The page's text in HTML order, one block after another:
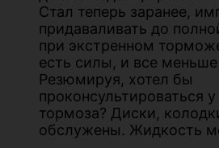
Стал теперь заранее,
придаваливать до
при экстренном
есть силы, и все меньше
Резюмируя, хотел бы
проконсультироваться
тормоза? Диски,
обслужены. Жидкость